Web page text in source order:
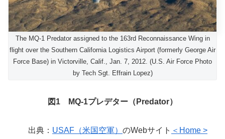
The MQ-1 Predator assigned to the 163rd Reconnaissance Wing in
flight over the Southern California Logistics Airport (formerly George Air
Force Base) in Victorville, Calif., Jan. 7, 2012. (U.S. Air Force Photo
by Tech Sgt. Effrain Lopez)
図1 MQ-1プレデター（Predator）
出典： USAF（米国空軍） のWebサイト ＜Home >